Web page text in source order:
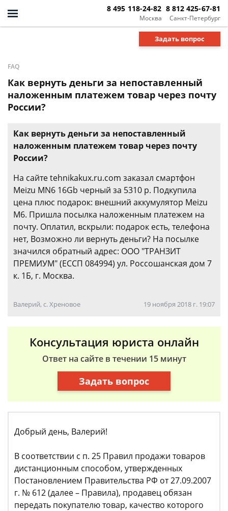
Москва
8 495 118-24-82
Санкт-Петербург
8 812 425-67-81
Задать вопрос
FAQ
Как вернуть деньги за непоставленный
наложенным платежем товар через почту
России?
Как вернуть деньги за непоставленный
наложенным платежем товар через почту
России?
На сайте tehnikakux.ru.com заказал смартфон
Meizu MN6 16Gb черный за 5310 р. Подкупила
цена плюс подарок: внешний аккумулятор Meizu
M6. Пришла посылка наложенным платежем на
почту. Оплатил, вскрыли: подарок есть, телефона
нет, Возможно ли вернуть деньги? На посылке
значился обратный адрес: ООО "ТРАНЗИТ
ПРЕМИУМ" (ЕССП 084994) ул. Россошанская дом 7
к. 1Б, г. Москва.
Валерий, с. Хреновое 19 ноября 2018 г. 19:07
Консультация юриста онлайн
Ответ на сайте в течении 15 минут
Задать вопрос
Добрый день, Валерий!
В соответствии с п. 25 Правил продажи товаров
дистанционным способом, утвержденных
Постановлением Правительства РФ от 27.09.2007
г. № 612 (далее – Правила), продавец обязан
передать покупателю товар, качество которого